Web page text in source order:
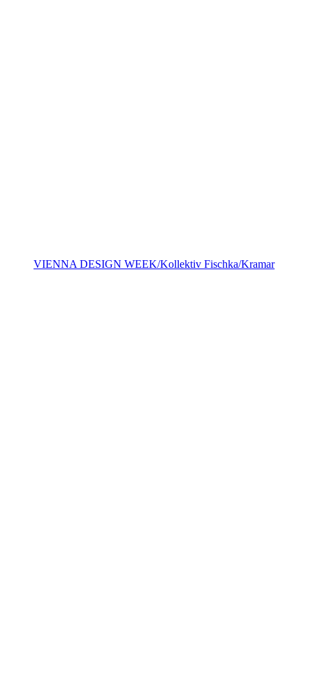
VIENNA DESIGN WEEK/Kollektiv Fischka/Kramar